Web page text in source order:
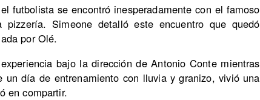
futbolista se encontró inesperadamente con el famoso
Simeone detalló este encuentro que quedó
por Olé.
bajo la dirección de Antonio Conte mientras
un día de entrenamiento con lluvia y granizo, vivió una
en compartir.